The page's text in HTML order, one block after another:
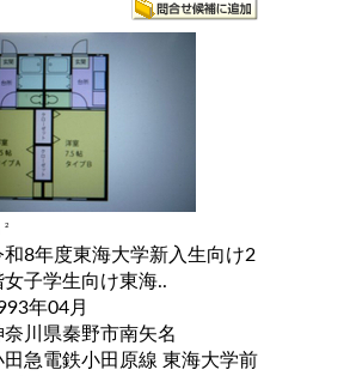
2
和8年度東海大学新入生向け2
女子学生向け東海..
年04月
奈川県秦野市南矢名
田急電鉄小田原線 東海大学前